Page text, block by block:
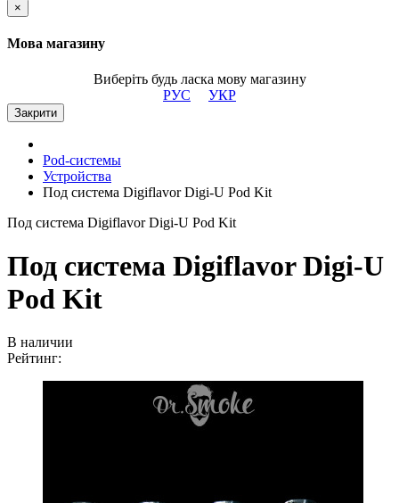
×
Мова магазину
Виберіть будь ласка мову магазину
РУС
УКР
Закрити
Pod-системы
Устройства
Под система Digiflavor Digi-U Pod Kit
Под система Digiflavor Digi-U Pod Kit
Под система Digiflavor Digi-U
Pod Kit
В наличии
Рейтинг: